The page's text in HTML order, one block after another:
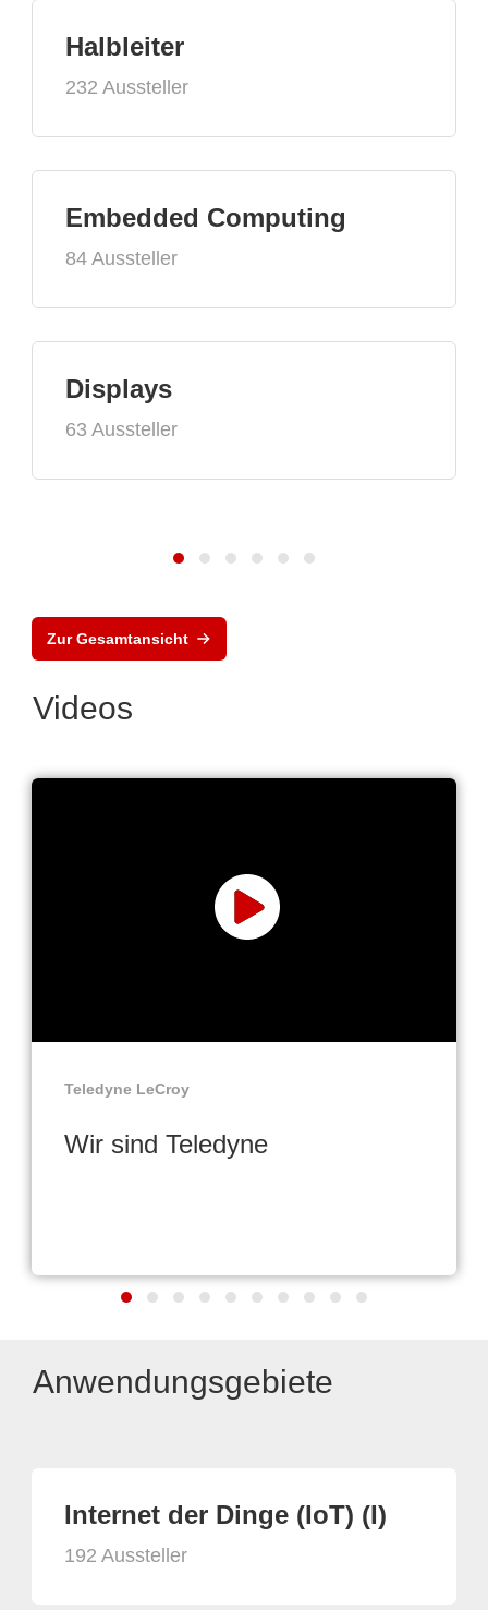
Halbleiter
232 Aussteller
Embedded Computing
84 Aussteller
Displays
63 Aussteller
Zur Gesamtansicht
Videos
Teledyne LeCroy
Wir sind Teledyne
Anwendungsgebiete
Internet der Dinge (IoT) (I)
192 Aussteller